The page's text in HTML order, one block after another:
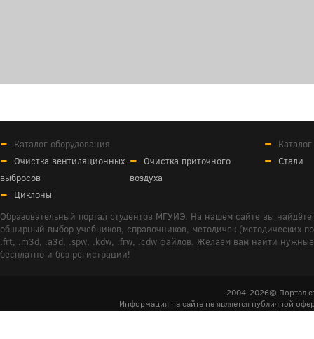
Каталог оборудования
Очистка вентиляционных
выбросов
Очистка приточного
воздуха
Циклоны
Стали
Образовательный портал студентов МГУИЭ. На нашем сайте вы
обширный выбор учебников, справочников, методичек (методических
.frt, .m3d, .a3d, .spw, .kdw, .frw, .cdw файлов. Желаем вам найти
бесплатно и без регистрации!
2004-2026© Портал
Информация на сайте не является публичной